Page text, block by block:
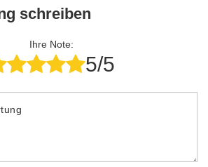
schreiben
Ihre Note:
5/5